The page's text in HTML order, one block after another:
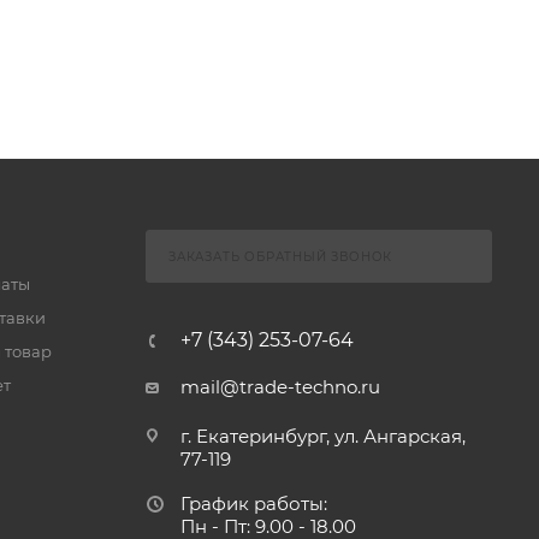
товар
+7 (343) 253-07-64
mail@trade-techno.ru
г. Екатеринбург, ул. Ангарская,
77-119
График работы:
Пн - Пт: 9.00 - 18.00